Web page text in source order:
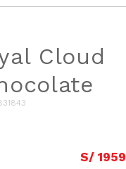
Cloud
S/ 1959